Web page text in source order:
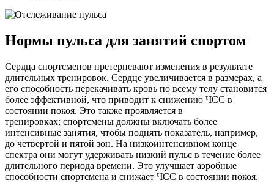
Нормы пульса для занятий спортом
Сердца спортсменов претерпевают изменения в результате
длительных тренировок. Сердце увеличивается в размерах, а
его способность перекачивать кровь по всему телу становится
более эффективной, что приводит к снижению ЧСС в
состоянии покоя. Это также проявляется в
тренировках; спортсмены должны включать более
интенсивные занятия, чтобы поднять показатель, например,
до четвертой и пятой зон. На низкоинтенсивном конце
спектра они могут удерживать низкий пульс в течение более
длительного периода времени. Это улучшает аэробные
способности спортсмена и снижает ЧСС в состоянии покоя.